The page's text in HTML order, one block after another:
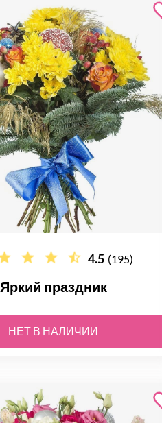
4.5 (195)
Яркий праздник
НЕТ В НАЛИЧИИ